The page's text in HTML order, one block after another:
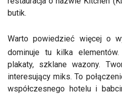
butik.
Warto powiedzieć więcej o
dominuje tu kilka
plakaty, szklane wazony.
interesujący miks. To
współczesnego hotelu i